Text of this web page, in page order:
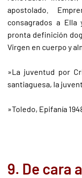
apostolado.
consagrados a
pronta definición
Virgen en cuerpo y
»La juventud por
santiaguesa, la
»Toledo, Epifanía
9. De cara